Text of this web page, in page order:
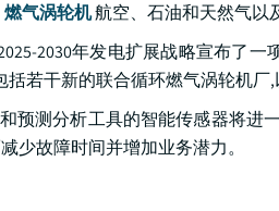
燃气涡轮机航空、石油和天然气以
2030年发电扩展战略宣布了
若干新的联合循环燃气涡轮机厂,
预测分析工具的智能传感器将进
少故障时间并增加业务潜力。